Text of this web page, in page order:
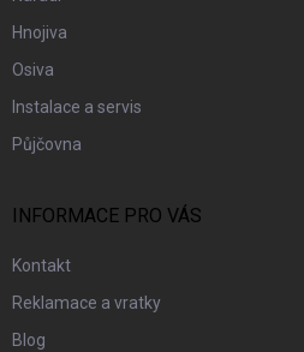
Hnojiva
Osiva
Instalace a servis
Půjčovna
INFORMACE PRO VÁS
Kontakt
Reklamace a vratky
Blog